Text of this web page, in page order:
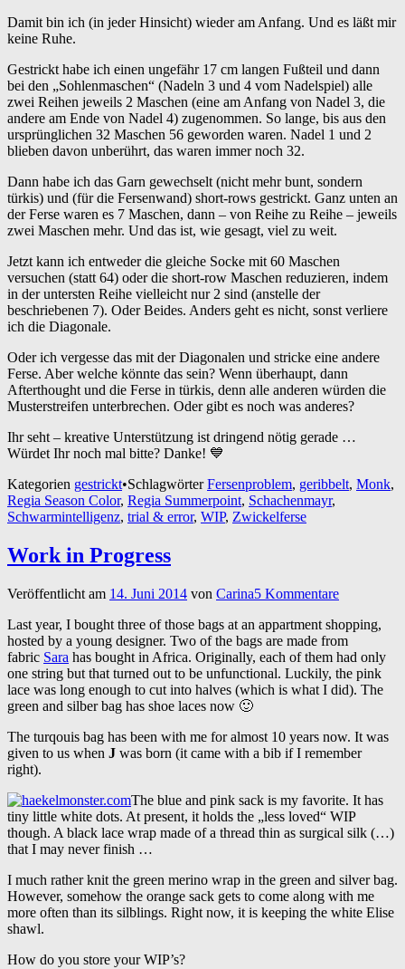
Damit bin ich (in jeder Hinsicht) wieder am Anfang. Und es läßt mir
keine Ruhe.
Gestrickt habe ich einen ungefähr 17 cm langen Fußteil und dann
bei den „Sohlenmaschen“ (Nadeln 3 und 4 vom Nadelspiel) alle
zwei Reihen jeweils 2 Maschen (eine am Anfang von Nadel 3, die
andere am Ende von Nadel 4) zugenommen. So lange, bis aus den
ursprünglichen 32 Maschen 56 geworden waren. Nadel 1 und 2
blieben davon unberührt, das waren immer noch 32.
Dann habe ich das Garn gewechselt (nicht mehr bunt, sondern
türkis) und (für die Fersenwand) short-rows gestrickt. Ganz unten an
der Ferse waren es 7 Maschen, dann – von Reihe zu Reihe – jeweils
zwei Maschen mehr. Und das ist, wie gesagt, viel zu weit.
Jetzt kann ich entweder die gleiche Socke mit 60 Maschen
versuchen (statt 64) oder die short-row Maschen reduzieren, indem
in der untersten Reihe vielleicht nur 2 sind (anstelle der
beschriebenen 7). Oder Beides. Anders geht es nicht, sonst verliere
ich die Diagonale.
Oder ich vergesse das mit der Diagonalen und stricke eine andere
Ferse. Aber welche könnte das sein? Wenn überhaupt, dann
Afterthought und die Ferse in türkis, denn alle anderen würden die
Musterstreifen unterbrechen. Oder gibt es noch was anderes?
Ihr seht – kreative Unterstützung ist dringend nötig gerade …
Würdet Ihr noch mal bitte? Danke! 💙
Kategorien gestrickt•SchlagwörterFersenproblem, geribbelt, Monk,
Regia Season Color, Regia Summerpoint, Schachenmayr,
Schwarmintelligenz, trial & error, WIP, Zwickelferse
Work in Progress
Veröffentlicht am 14. Juni 2014 von Carina5 Kommentare
Last year, I bought three of those bags at an appartment shopping,
hosted by a young designer. Two of the bags are made from
fabric Sara has bought in Africa. Originally, each of them had only
one string but that turned out to be unfunctional. Luckily, the pink
lace was long enough to cut into halves (which is what I did). The
green and silber bag has shoe laces now 🙂
The turqouis bag has been with me for almost 10 years now. It was
given to us when J was born (it came with a bib if I remember
right).
The blue and pink sack is my favorite. It has
tiny little white dots. At present, it holds the „less loved“ WIP
though. A black lace wrap made of a thread thin as surgical silk (…)
that I may never finish …
I much rather knit the green merino wrap in the green and silver bag.
However, somehow the orange sack gets to come along with me
more often than its silblings. Right now, it is keeping the white Elise
shawl.
How do you store your WIP’s?